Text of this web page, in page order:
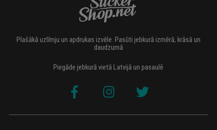
Plašākā uzlīmju un apdrukas izvēle. Pasūti jebkurā izmērā, krāsā un
daudzumā
Piegāde jebkurā vietā Latvijā un pasaulē